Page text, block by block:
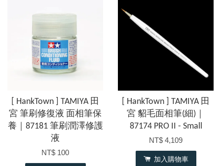
[ HankTown ] TAMIYA 田
宮 筆刷修復液 面相筆保
養｜87181 筆刷潤澤修護
液
NT$ 100
[ HankTown ] TAMIYA 田
宮 貂毛面相筆(細)｜
87174 PRO II - Small
NT$ 4,109
加入購物車